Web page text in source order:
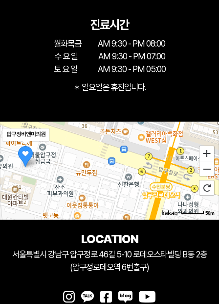
진료시간
월화목금
AM 9:30 - PM 08:00
수 요 일
AM 9:30 - PM 07:00
토 요 일
AM 9:30 - PM 05:00
＊ 일요일은 휴진입니다.
LOCATION
압구정비앤미의원
50m
서울특별시 강남구 압구정로 46길 5-10 로데오스타빌딩 B동 2층
(압구정로데오역 6번출구)